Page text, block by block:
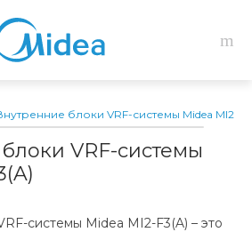
блоки VRF-системы Midea MI2-
VRF-системы
системы Midea MI2-F3(A) – это